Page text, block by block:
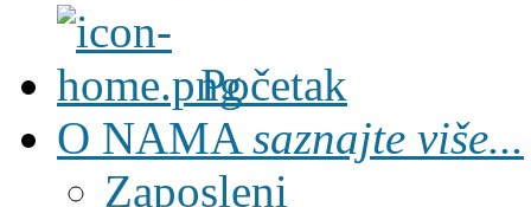
Početak
O NAMA saznajte više...
Zaposleni